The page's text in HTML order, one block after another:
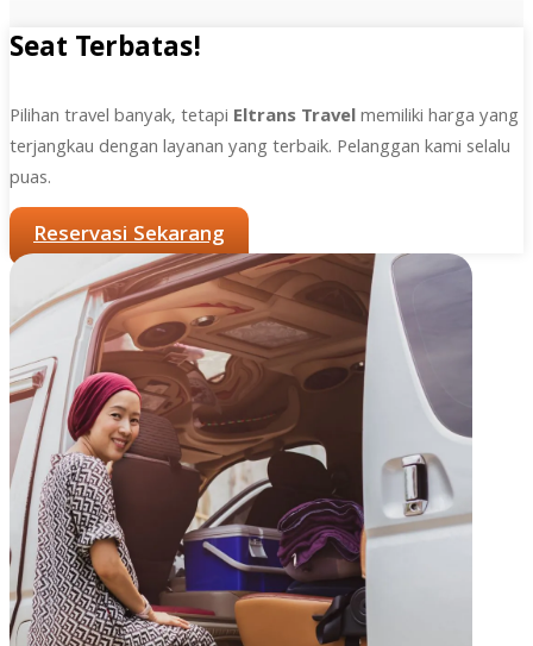
Seat Terbatas!
Pilihan travel banyak, tetapi Eltrans Travelmemiliki harga yang
terjangkau dengan layanan yang terbaik. Pelanggan kami selalu
puas.
Reservasi Sekarang